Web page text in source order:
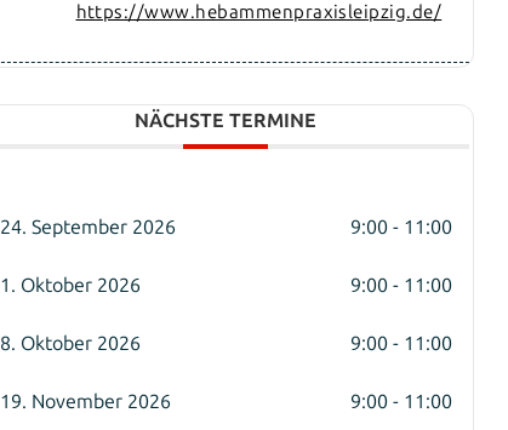
https://www.hebammenpraxisleipzig.de/
NÄCHSTE TERMINE
24. September 2026 9:00 - 11:00
1. Oktober 2026 9:00 - 11:00
8. Oktober 2026 9:00 - 11:00
19. November 2026 9:00 - 11:00